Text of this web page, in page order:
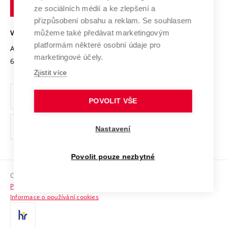
Open Science
Projekty
Projekty ze strukturálních fondů
Specifický výzkum
Mezinárodní dohody
Univerzitní sítě
Podnikavá univerzita / ContriBUTe
Bezpečná univerzita
Vyznamenání
Organizační struktura
Ochrana osobních údajů
odkaz)
Sociální bezpečí
HR Award
Kontakty
technické
VYSOKÉ UČENÍ TECHNICKÉ V BRNĚ
Antonínská 548/1
602 00 Brno
www.vut.cz
vut@vutbr.cz
Copyright © 2026 VUT
Prohlášení o přístupnosti
Informace o používání cookies
ze sociálních médií a ke zlepšení a
přizpůsobení obsahu a reklam. Se souhlasem
můžeme také předávat marketingovým
platformám některé osobní údaje pro
marketingové účely.
Zjistit více
POVOLIT VŠE
Nastavení
Povolit pouze nezbytné